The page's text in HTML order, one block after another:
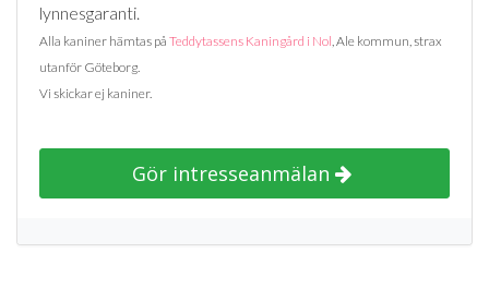
lynnesgaranti.
Alla kaniner hämtas på Teddytassens Kaningård i Nol , Ale kommun, strax
utanför Göteborg.
Vi skickar ej kaniner.
Gör intresseanmälan